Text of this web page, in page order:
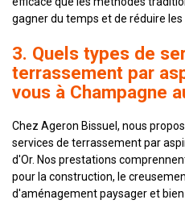
gagner du temps et de réduire les
3. Quels types de
terrassement par
vous à Champagne
Chez Ageron Bissuel, nous
services de terrassement par
d'Or. Nos prestations
pour la construction, le
d'aménagement paysager et